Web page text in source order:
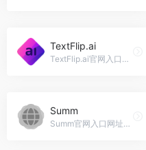
TextFlip.ai
TextFlip.ai官网入口网址，TextFlip.ai: 一个在线改写文本的工具，使用GPT进行文本重写
Summ
Summ官网入口网址，Summ: Summ 是一款基于 AI 的邮件摘要工具，通过提供简明的邮件摘要和可操作的洞察，帮助用户节省时间，减少管理邮件沟通所花费的精力。